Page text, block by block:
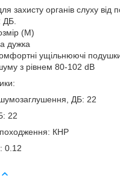
захисту органів слуху від
ДБ.
(M)
дужка
ущільнюючі
з рівнем 80-102 dB
ДБ: 22
22
КНР
0.12